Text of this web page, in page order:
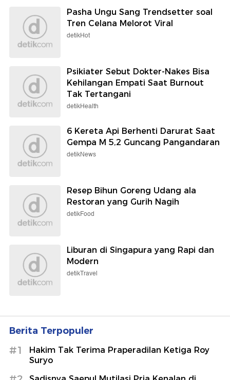
Pasha Ungu Sang Trendsetter soal
Tren Celana Melorot Viral
detikHot
Psikiater Sebut Dokter-Nakes Bisa
Kehilangan Empati Saat Burnout
Tak Tertangani
detikHealth
6 Kereta Api Berhenti Darurat Saat
Gempa M 5,2 Guncang Pangandaran
detikNews
Resep Bihun Goreng Udang ala
Restoran yang Gurih Nagih
detikFood
Liburan di Singapura yang Rapi dan
Modern
detikTravel
Berita Terpopuler
#1
Hakim Tak Terima Praperadilan Ketiga Roy
Suryo